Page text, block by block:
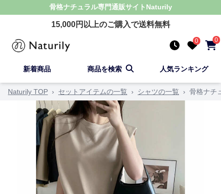
骨格ナチュラル専門通販サイト Naturily
15,000円以上のご購入で送料無料
0 0
新着商品 商品を検索 人気ランキング
Naturily TOP › セットアイテムの一覧 › シャツの一覧 › 骨格ナチ